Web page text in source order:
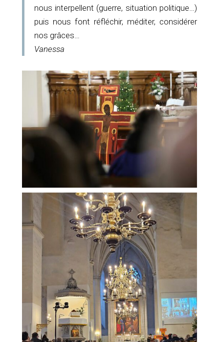
nous interpellent (guerre, situation politique…)
puis nous font réfléchir, méditer, considérer
nos grâces…
Vanessa